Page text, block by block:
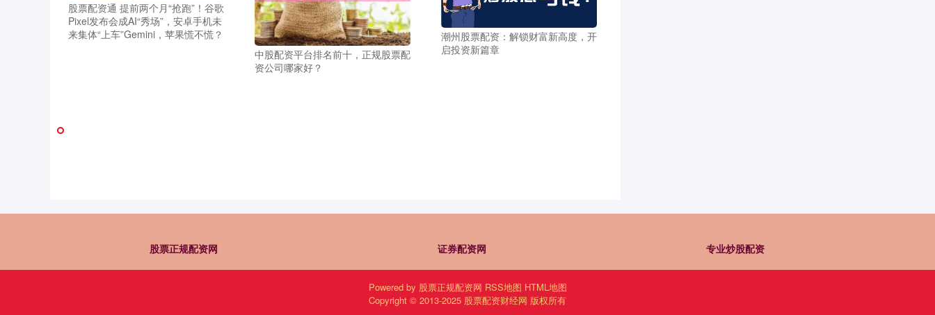
股票配资通 提前两个月“抢跑”！谷歌
Pixel发布会成AI“秀场”，安卓手机未
来集体“上车”Gemini，苹果慌不慌？
中股配资平台排名前十，正规股票配
资公司哪家好？
潮州股票配资：解锁财富新高度，开
启投资新篇章
股票正规配资网 证券配资网 专业炒股配资
Powered by 股票正规配资网 RSS地图 HTML地图
Copyright © 2013-2025 股票配资财经网 版权所有